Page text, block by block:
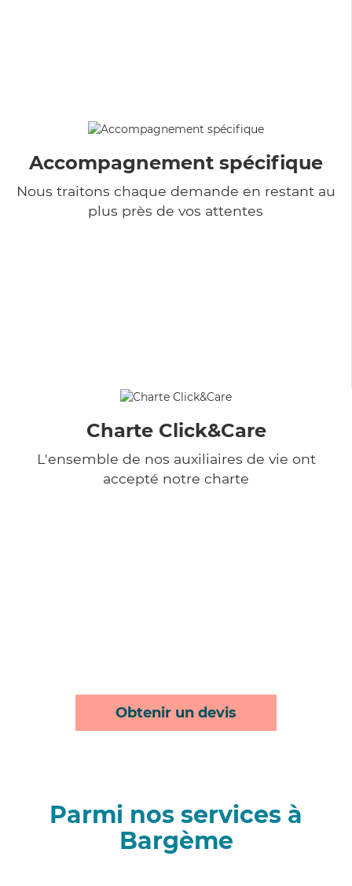
Accompagnement spécifique
Nous traitons chaque demande en restant au
plus près de vos attentes
Charte Click&Care
L'ensemble de nos auxiliaires de vie ont
accepté notre charte
Obtenir un devis
Parmi nos services à
Bargème